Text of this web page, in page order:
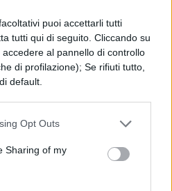
puoi accettarli tutti
tutti qui di seguito. Cliccando su
al pannello di controllo
di profilazione); Se rifiuti tutto,
default.
Opt Outs
Sharing of my
il social
anche tre nuovi
"Mi piace",
"Visto", "Letto" e
Facebook sarà online